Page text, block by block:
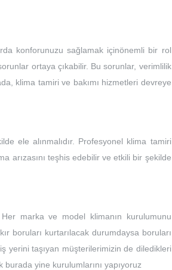
konforunuzu sağlamak içinönemli bir rol
ortaya çıkabilir. Bu sorunlar, verimlilik
klima tamiri ve bakımı hizmetleri devreye
ele alınmalıdır. Profesyonel klima tamiri
arızasını teşhis edebilir ve etkili bir şekilde
marka ve model klimanın kurulumunu
boruları kurtarılacak durumdaysa boruları
yerini taşıyan müşterilerimizin de diledikleri
yine kurulumlarını yapıyoruz